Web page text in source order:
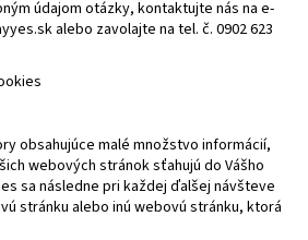
údajom otázky, kontaktujte nás na e-
alebo zavolajte na tel. č. 0902 623
obsahujúce malé množstvo informácií,
webových stránok sťahujú do Vášho
sa následne pri každej ďalšej návšteve
stránku alebo inú webovú stránku, ktorá